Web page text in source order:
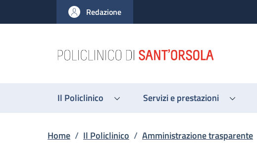
al contenuto principale
to footer content
Redazione
Il Policlinico Servizi e prestazioni
Briciole di pane
Home / Il Policlinico / Amministrazione trasparente